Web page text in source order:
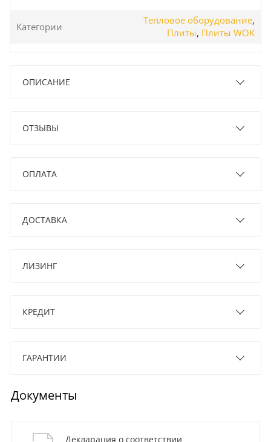
Категории
Тепловое оборудование,
Плиты, Плиты WOK
ОПИСАНИЕ
ОТЗЫВЫ
ОПЛАТА
ДОСТАВКА
ЛИЗИНГ
КРЕДИТ
ГАРАНТИИ
Документы
Декларация о соответствии